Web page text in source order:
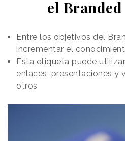
el
Entre los objetivos del
incrementar el
Esta etiqueta puede
enlaces, presentaciones y
otros